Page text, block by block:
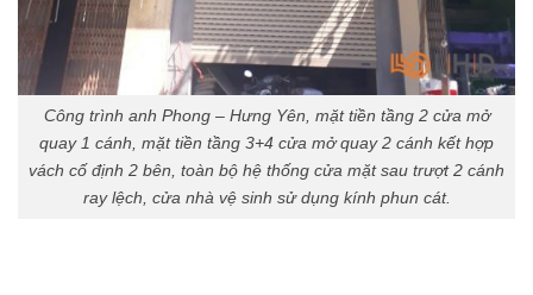
Công trình anh Phong – Hưng Yên, mặt tiền tầng 2 cửa mở
quay 1 cánh, mặt tiền tầng 3+4 cửa mở quay 2 cánh kết hợp
vách cố định 2 bên, toàn bộ hệ thống cửa mặt sau trượt 2 cánh
ray lệch, cửa nhà vệ sinh sử dụng kính phun cát.